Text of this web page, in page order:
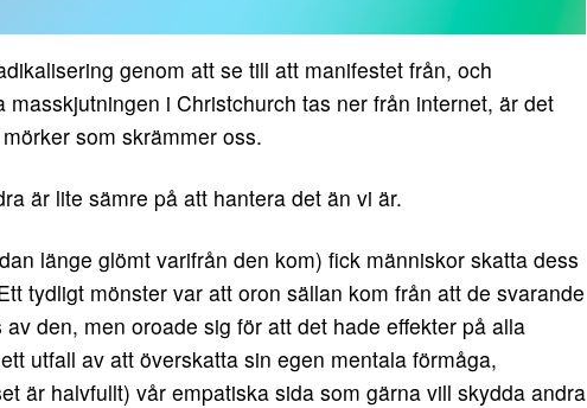
genom att se till att manifestet från, och
masskjutningen i Christchurch tas ner från internet, är det
som skrämmer oss.
är lite sämre på att hantera det än vi är.
länge glömt varifrån den kom) fick människor skatta dess
tydligt mönster var att oron sällan kom från att de svarande
den, men oroade sig för att det hade effekter på alla
utfall av att överskatta sin egen mentala förmåga,
är halvfullt) vår empatiska sida som gärna vill skydda andra